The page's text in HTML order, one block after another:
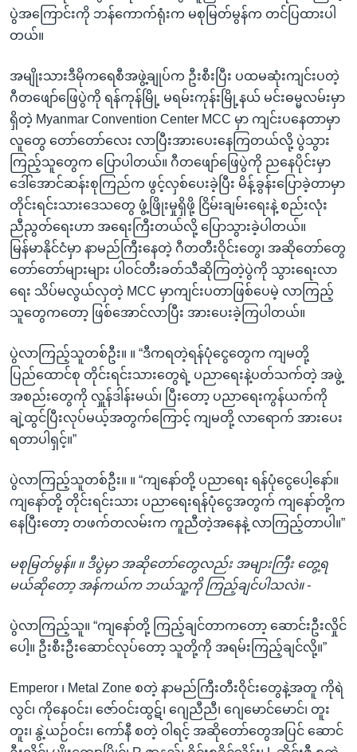
ပွဲအကြောင်းကို ဘန်ကောက်ရုံးက မစုမြတ်မွန်က တင်ပြထားပါ
တယ်။
အမျိုးသားဒီမိုကရေစီအဖွဲ့ချုပ်က ဦးစီးပြီး ပထမဆုံးကျင်းပတဲ့
ဂီတဖျော်ဖြေပွဲကို ရန်ကုန်မြို့ မရမ်းကုန်းမြို့နယ် မင်းဓမ္မလမ်းမှာ
ရှိတဲ့ Myanmar Convention Center MCC မှာ ကျင်းပနေတာမှာ
လူတွေ တော်တော်လေး လာပြီးအားပေးနေကြတယ်လို့ ပွဲသွား
ကြည့်သူတွေက ပြောပါတယ်။ ဂီတဖျော်ဖြေပွဲကို ညနေပိုင်းမှာ
ဒေါ်အောင်ဆန်းစုကြည်က ဖွင့်လှစ်ပေးခဲ့ပြီး မိန့်ခွန်းပြောခဲ့တာမှာ
တိုင်းရင်းသားဒေသတွေ ဖွံ့ဖြိုးမှုရှိဖို့ ငြိမ်းချမ်းရေးနဲ့ စည်းလုံး
ညီညွတ်ရေးဟာ အရေးကြီးတယ်လို့ ပြောသွားခဲ့ပါတယ်။
မြန်မာနိုင်ငံမှာ နာမည်ကြီးနေတဲ့ ဂီတတီးဝိုင်းတွေ၊ အဆိုတော်တွေ
တော်တော်များများ ပါဝင်တီးခတ်သီဆိုကြတဲ့ပွဲကို သွားရေးလာ
ရေး သိပ်မလွယ်လှတဲ့ MCC မှာကျင်းပတာဖြစ်ပေမဲ့ လာကြည့်
သူတွေကတော့ ဖြစ်အောင်လာပြီး အားပေးခဲ့ကြပါတယ်။
ပွဲလာကြည့်သူတစ်ဦး။ ။ “ဒီကရတဲ့ရန်ပုံငွေတွေက ကျမတို့
ပြည်ထောင်စု တိုင်းရင်းသားတွေရဲ့ ပညာရေးနဲ့ပတ်သက်တဲ့ အဖွဲ့
အစည်းတွေကို လှူန်ဒါန်းမယ်၊ ပြီးတော့ ပညာရေးကွန်ယက်ကို
ချဲ့ထွင်ပြီးလုပ်မယ့်အတွက်ကြောင့် ကျမတို့ လာရောက် အားပေး
ရတာပါရှင့်။”
ပွဲလာကြည့်သူတစ်ဦး။ ။ “ကျနော်တို့ ပညာရေး ရန်ပုံငွေပေါ့နော်။
ကျနော်တို့ တိုင်းရင်းသား ပညာရေးရန်ပုံငွေအတွက် ကျနော်တို့က
နေပြီးတော့ တဖက်တလမ်းက ကူညီတဲ့အနေနဲ့ လာကြည့်တာပါ။”
မစုမြတ်မွန်။ ။ ဒီပွဲမှာ အဆိုတော်တွေလည်း အများကြီး တွေ့ရ
မယ်ဆိုတော့ အန်ကယ်က ဘယ်သူ့ကို ကြည့်ချင်ပါသလဲ။ -
ပွဲလာကြည့်သူ။ “ကျနော်တို့ ကြည့်ချင်တာကတော့ ဆောင်းဦးလှိုင်
ပေါ့။ ဦးစီးဦးဆောင်လုပ်တော့ သူတို့ကို အရမ်းကြည့်ချင်လို့။”
Emperor ၊ Metal Zone စတဲ့ နာမည်ကြီးတီးဝိုင်းတွေနဲ့အတူ ကိုရဲ
လွင်၊ ကိုနေဝင်း၊ ဇော်ဝင်းထွဋ်၊ ဂျေညီညီ၊ ဂျေမောင်မောင်၊ တူး
တူး၊ နွဲ့ယဉ်ဝင်း၊ ကော်နီ စတဲ့ ဝါရင့် အဆိုတော်တွေအပြင် ဆောင်